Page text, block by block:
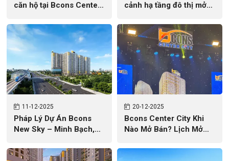
căn hộ tại Bcons Center
cảnh hạ tầng đô thị mở
số 2
11 12-2025
Pháp Lý Dự Án Bcons
New Sky – Minh Bạch,
Tâm Cho Khách Hàng
20 12-2025
Bcons Center City Khi
Nào Mở Bán? Lịch Mở
(Cập Nhật Mới Nhất)